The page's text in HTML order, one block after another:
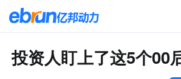
投资人盯上了这5个00